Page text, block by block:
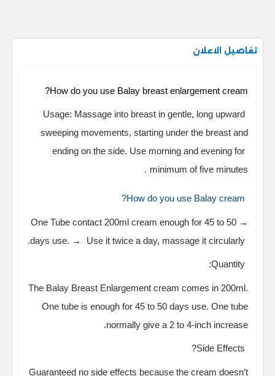
تفاصيل الاعلان
How do you use Balay breast enlargement cream?
Usage: Massage into breast in gentle, long upward
sweeping movements, starting under the breast and
ending on the side. Use morning and evening for
minimum of five minutes
.
How do you use Balay cream?
→ One Tube contact 200ml cream enough for 45 to 50
days use. →
Use it twice a day, massage it circularly
.
Quantity:
The Balay Breast Enlargement cream comes in 200ml.
One tube is enough for 45 to 50 days use. One tube
normally give a 2 to 4-inch increase.
Side Effects?
Guaranteed no side effects because the cream doesn’t